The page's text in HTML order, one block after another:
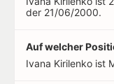
der 21/06/2000.
Auf welcher
Ivana Kirilenko ist